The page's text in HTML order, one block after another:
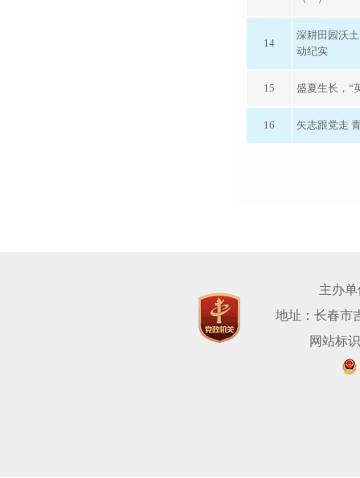
14
深耕田园沃
动纪实
15 盛夏生长，“
16 矢志跟党走